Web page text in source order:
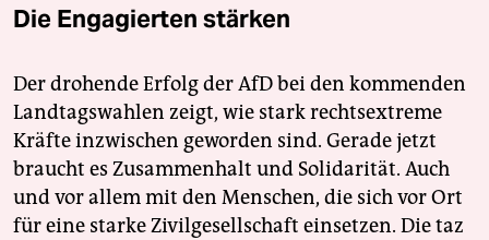
Die Engagierten stärken
Der drohende Erfolg der AfD bei den kommenden
Landtagswahlen zeigt, wie stark rechtsextreme
Kräfte inzwischen geworden sind. Gerade jetzt
braucht es Zusammenhalt und Solidarität. Auch
und vor allem mit den Menschen, die sich vor Ort
für eine starke Zivilgesellschaft einsetzen. Die taz